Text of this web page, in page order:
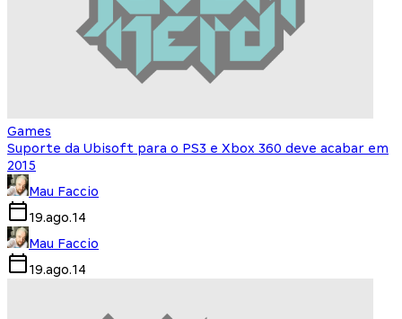
Games
Suporte da Ubisoft para o PS3 e Xbox 360 deve acabar em
2015
Mau Faccio
19.ago.14
Mau Faccio
19.ago.14